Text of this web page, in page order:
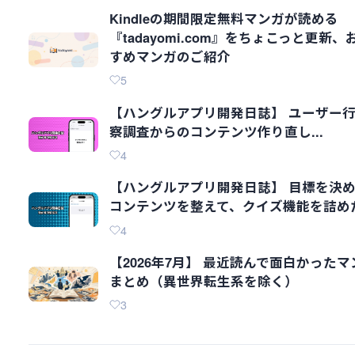
Kindleの期間限定無料マンガが読める
『tadayomi.com』をちょこっと更新、
すめマンガのご紹介
5
【ハングルアプリ開発日誌】 ユーザー
察調査からのコンテンツ作り直し...
4
【ハングルアプリ開発日誌】 目標を決
コンテンツを整えて、クイズ機能を詰め
4
【2026年7月】 最近読んで面白かった
まとめ（異世界転生系を除く）
3